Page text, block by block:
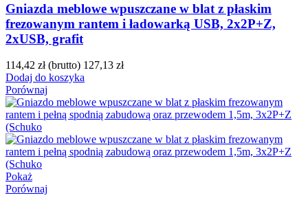
Gniazda meblowe wpuszczane w blat z płaskim
frezowanym rantem i ładowarką USB, 2x2P+Z,
2xUSB, grafit
114,42 zł (brutto) 127,13 zł
Dodaj do koszyka
Porównaj
Pokaż
Porównaj